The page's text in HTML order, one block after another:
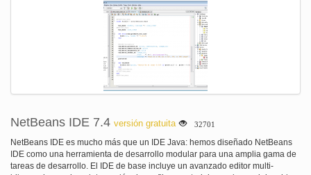
NetBeans IDE 7.4 versión gratuita 32701
NetBeans IDE es mucho más que un IDE Java: hemos diseñado NetBeans
IDE como una herramienta de desarrollo modular para una amplia gama de
tareas de desarrollo. El IDE de base incluye un avanzado editor multi-